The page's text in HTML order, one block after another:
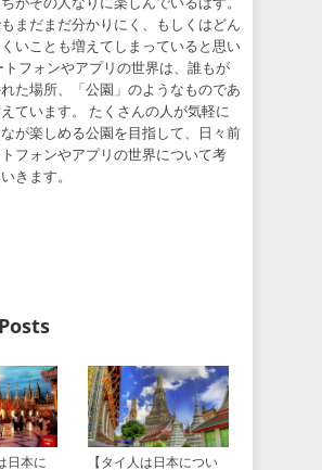
まだまだ分かりにく、もしくはどん
いことも増えてしまっていると思い
トフォンやアプリの世界は、誰もが
た場所、「公園」のようなものであ
ています。 たくさんの人が気軽に
が楽しめる公園を目指して、日々前
フォンやアプリの世界について考
きます。
日本に
【タイ人は日本につい